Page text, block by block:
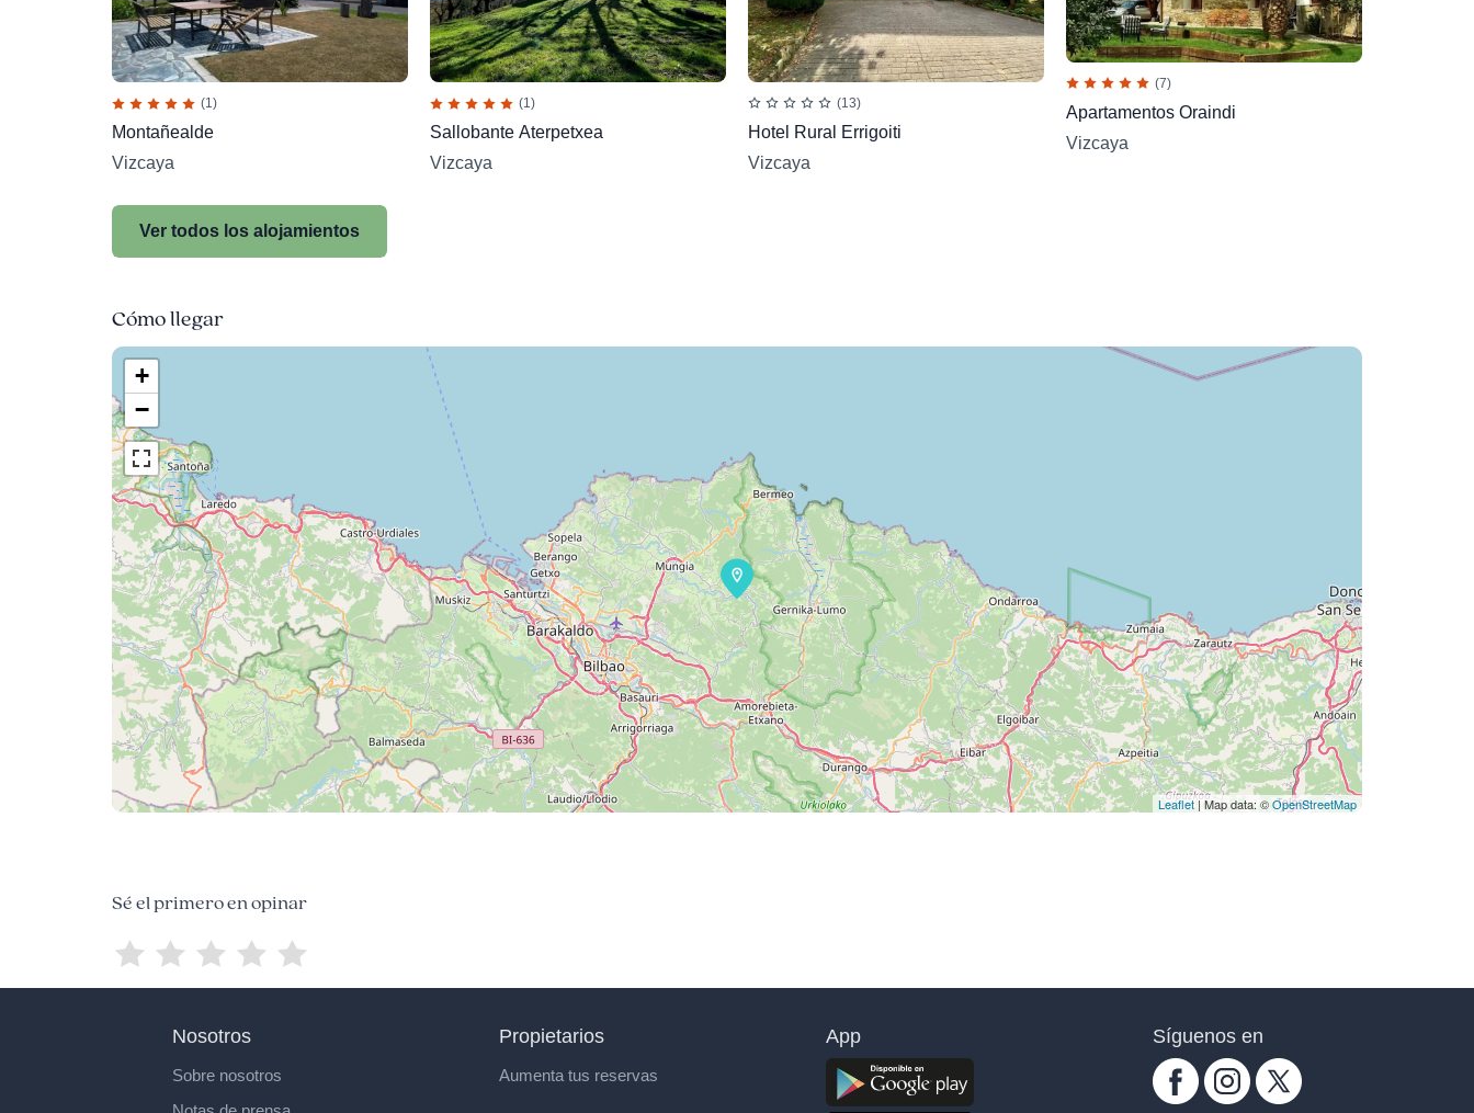
(1)
Montañealde
Vizcaya
(1)
Sallobante Aterpetxea
Vizcaya
(13)
Hotel Rural Errigoiti
Vizcaya
(7)
Apartamentos Oraindi
Vizcaya
Ver todos los alojamientos
Cómo llegar
+
−
Leaflet| Map data: ©OpenStreetMap
Sé el primero en opinar
Nosotros
Sobre nosotros
Propietarios
Aumenta tus reservas
App Síguenos en